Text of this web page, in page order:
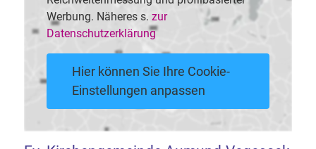
Werbung. Näheres s. zur
Datenschutzerklärung
Hier können Sie Ihre Cookie-
Einstellungen anpassen